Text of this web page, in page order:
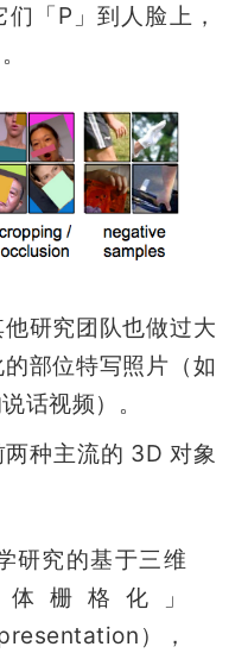
「P」到人脸上，
研究团队也做过大
部位特写照片（如
话视频）。
种主流的 3D 对象
研究的基于三维
栅格化」
），